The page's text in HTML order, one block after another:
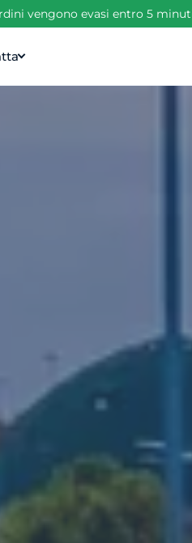
vengono evasi entro 5